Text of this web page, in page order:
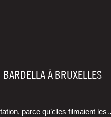
À BRUXELLES
parce qu’elles fil­maient